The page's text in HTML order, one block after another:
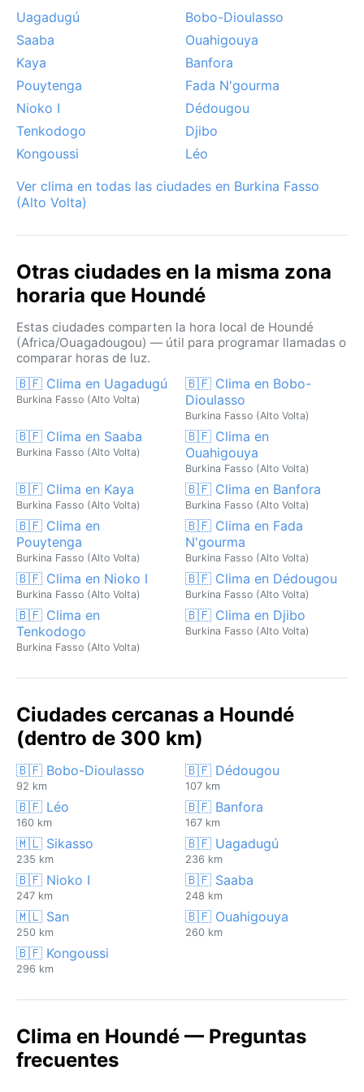
viento reseca la piel y las vías respiratorias, pero
también baja la humedad. No hay huracanes ni
son frecuentes al inicio de la estación lluviosa, con
espectaculares relámpagos sobre la sabana.
Uagadugú
Bobo-Dioulasso
Saaba
Ouahigouya
Kaya
Banfora
Pouytenga
Fada N'gourma
Nioko I
Dédougou
Tenkodogo
Djibo
Kongoussi
Léo
Ver clima en todas las ciudades en Burkina Fasso
(Alto Volta)
Otras ciudades en la misma zona
horaria que Houndé
Estas ciudades comparten la hora local de Houndé
(Africa/Ouagadougou) — útil para programar llamadas o
comparar horas de luz.
🇧🇫 Clima en Uagadugú
Burkina Fasso (Alto Volta)
🇧🇫 Clima en Bobo-
Dioulasso
Burkina Fasso (Alto Volta)
🇧🇫 Clima en Saaba
Burkina Fasso (Alto Volta)
🇧🇫 Clima en
Ouahigouya
Burkina Fasso (Alto Volta)
🇧🇫 Clima en Kaya
Burkina Fasso (Alto Volta)
🇧🇫 Clima en Banfora
Burkina Fasso (Alto Volta)
🇧🇫 Clima en
Pouytenga
Burkina Fasso (Alto Volta)
🇧🇫 Clima en Fada
N'gourma
Burkina Fasso (Alto Volta)
🇧🇫 Clima en Nioko I
Burkina Fasso (Alto Volta)
🇧🇫 Clima en Dédougou
Burkina Fasso (Alto Volta)
🇧🇫 Clima en
Tenkodogo
Burkina Fasso (Alto Volta)
🇧🇫 Clima en Djibo
Burkina Fasso (Alto Volta)
Ciudades cercanas a Houndé
(dentro de 300 km)
🇧🇫 Bobo-Dioulasso
92 km
🇧🇫 Dédougou
107 km
🇧🇫 Léo
160 km
🇧🇫 Banfora
167 km
🇲🇱 Sikasso
235 km
🇧🇫 Uagadugú
236 km
🇧🇫 Nioko I
247 km
🇧🇫 Saaba
248 km
🇲🇱 San
250 km
🇧🇫 Ouahigouya
260 km
🇧🇫 Kongoussi
296 km
Clima en Houndé — Preguntas
frecuentes